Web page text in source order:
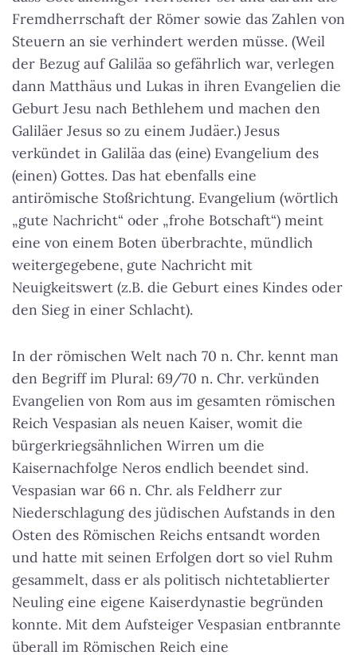
Fremdherrschaft der Römer sowie das Zahlen von
Steuern an sie verhindert werden müsse. (Weil
der Bezug auf Galiläa so gefährlich war, verlegen
dann Matthäus und Lukas in ihren Evangelien die
Geburt Jesu nach Bethlehem und machen den
Galiläer Jesus so zu einem Judäer.) Jesus
verkündet in Galiläa das (eine) Evangelium des
(einen) Gottes. Das hat ebenfalls eine
antirömische Stoßrichtung. Evangelium (wörtlich
„gute Nachricht“ oder „frohe Botschaft“) meint
eine von einem Boten überbrachte, mündlich
weitergegebene, gute Nachricht mit
Neuigkeitswert (z.B. die Geburt eines Kindes oder
den Sieg in einer Schlacht).
In der römischen Welt nach 70 n. Chr. kennt man
den Begriff im Plural: 69/70 n. Chr. verkünden
Evangelien von Rom aus im gesamten römischen
Reich Vespasian als neuen Kaiser, womit die
bürgerkriegsähnlichen Wirren um die
Kaisernachfolge Neros endlich beendet sind.
Vespasian war 66 n. Chr. als Feldherr zur
Niederschlagung des jüdischen Aufstands in den
Osten des Römischen Reichs entsandt worden
und hatte mit seinen Erfolgen dort so viel Ruhm
gesammelt, dass er als politisch nichtetablierter
Neuling eine eigene Kaiserdynastie begründen
konnte. Mit dem Aufsteiger Vespasian entbrannte
überall im Römischen Reich eine